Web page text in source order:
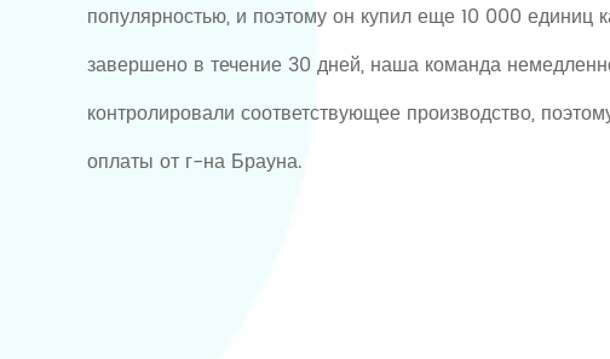
популярностью, и поэтому он купил еще 10 000 единиц
завершено в течение 30 дней, наша команда
контролировали соответствующее производство,
оплаты от г-на Брауна.